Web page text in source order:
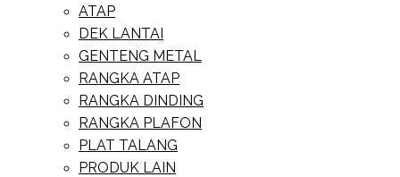
ATAP
DEK LANTAI
GENTENG METAL
RANGKA ATAP
RANGKA DINDING
RANGKA PLAFON
PLAT TALANG
PRODUK LAIN